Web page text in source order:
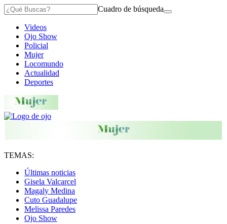
Cuadro de búsqueda
Videos
Ojo Show
Policial
Mujer
Locomundo
Actualidad
Deportes
TEMAS:
Últimas noticias
Gisela Valcarcel
Magaly Medina
Cuto Guadalupe
Melissa Paredes
Ojo Show